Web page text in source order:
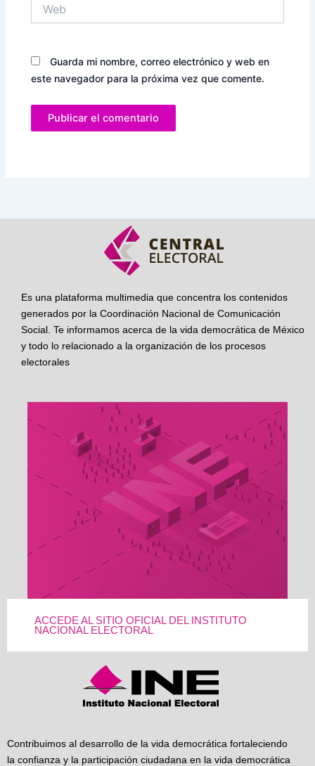
Guarda mi nombre, correo electrónico y web en
este navegador para la próxima vez que comente.
Es una plataforma multimedia que concentra los contenidos
generados por la Coordinación Nacional de Comunicación
Social. Te informamos acerca de la vida democrática de México
y todo lo relacionado a la organización de los procesos
electorales
ACCEDE AL SITIO OFICIAL DEL INSTITUTO
NACIONAL ELECTORAL
Contribuimos al desarrollo de la vida democrática fortaleciendo
la confianza y la participación ciudadana en la vida democrática